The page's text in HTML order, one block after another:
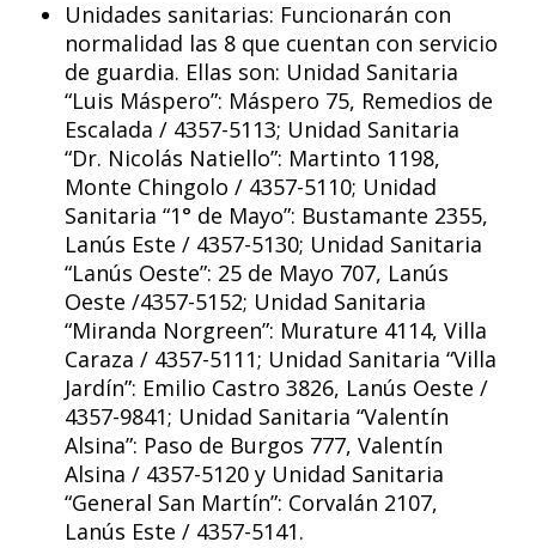
Unidades sanitarias: Funcionarán con
normalidad las 8 que cuentan con servicio
de guardia. Ellas son: Unidad Sanitaria
“Luis Máspero”: Máspero 75, Remedios de
Escalada / 4357-5113; Unidad Sanitaria
“Dr. Nicolás Natiello”: Martinto 1198,
Monte Chingolo / 4357-5110; Unidad
Sanitaria “1° de Mayo”: Bustamante 2355,
Lanús Este / 4357-5130; Unidad Sanitaria
“Lanús Oeste”: 25 de Mayo 707, Lanús
Oeste /4357-5152; Unidad Sanitaria
“Miranda Norgreen”: Murature 4114, Villa
Caraza / 4357-5111; Unidad Sanitaria “Villa
Jardín”: Emilio Castro 3826, Lanús Oeste /
4357-9841; Unidad Sanitaria “Valentín
Alsina”: Paso de Burgos 777, Valentín
Alsina / 4357-5120 y Unidad Sanitaria
“General San Martín”: Corvalán 2107,
Lanús Este / 4357-5141.